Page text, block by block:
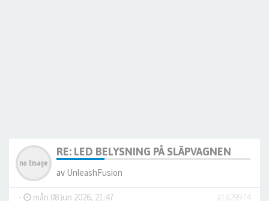
RE: LED BELYSNING PÅ SLÄPVAGNEN
av UnleashFusion
- mån 08 jun 2026, 21:47
#1629974